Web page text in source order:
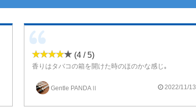
(4 / 5)
香りはタバコの箱を開けた時のほのかな感じ｡
メンソもほのかに感じます｡
Gentle PANDAⅡ 2022/11/13